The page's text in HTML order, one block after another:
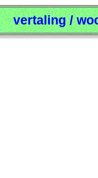
vertaling /